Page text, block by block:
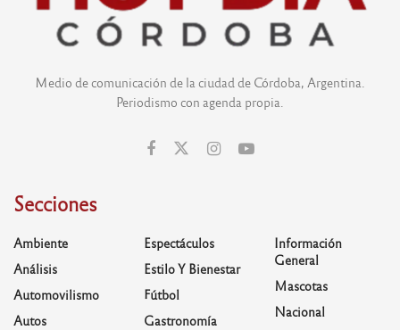
Medio de comunicación de la ciudad de Córdoba, Argentina.
Periodismo con agenda propia.
Secciones
Ambiente
Análisis
Automovilismo
Autos
Espectáculos
Estilo Y Bienestar
Fútbol
Gastronomía
Información
General
Mascotas
Nacional